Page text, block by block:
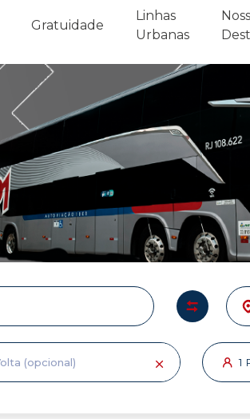
Gratuidade
Linhas
Urbanas
1